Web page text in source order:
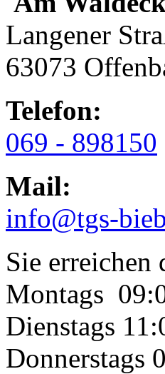
Langener
63073
Telefon:
069 - 898150
Mail:
info@tgs-
Sie erreichen
Montags
Dienstags
Donnerstags